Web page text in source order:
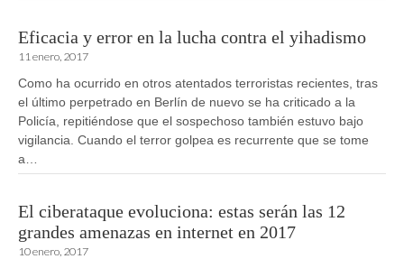
Eficacia y error en la lucha contra el yihadismo
11 enero, 2017
Como ha ocurrido en otros atentados terroristas recientes, tras
el último perpetrado en Berlín de nuevo se ha criticado a la
Policía, repitiéndose que el sospechoso también estuvo bajo
vigilancia. Cuando el terror golpea es recurrente que se tome
a…
El ciberataque evoluciona: estas serán las 12
grandes amenazas en internet en 2017
10 enero, 2017